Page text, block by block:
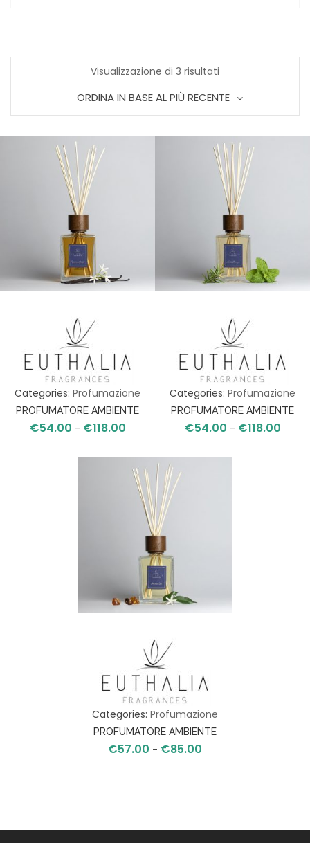
Visualizzazione di 3 risultati
in
al
più
recente
ORDINA IN BASE AL PIÙ RECENTE
Categories: Profumazione
PROFUMATORE AMBIENTE
CASHMERE DELIGHT
€54.00 - €118.00Fascia
prezzo:
da
€54.00
€118.00
Categories: Profumazione
PROFUMATORE AMBIENTE
HERBES SAUVAGES
€54.00 - €118.00Fascia
Categories: Profumazione
PROFUMATORE AMBIENTE
FLEUR DE BALI
€57.00 - €85.00
a